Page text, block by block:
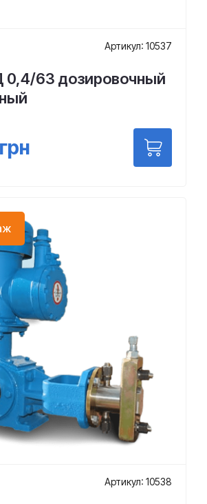
Артикул: 10537
0,4/63 дозировочный
грн
Артикул: 10538